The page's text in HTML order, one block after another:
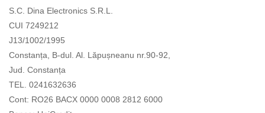
S.C. Dina Electronics S.R.L.
CUI 7249212
J13/1002/1995
Constanța, B-dul. Al. Lăpușneanu nr.90-92,
Jud. Constanța
TEL. 0241632636
Cont: RO26 BACX 0000 0008 2812 6000